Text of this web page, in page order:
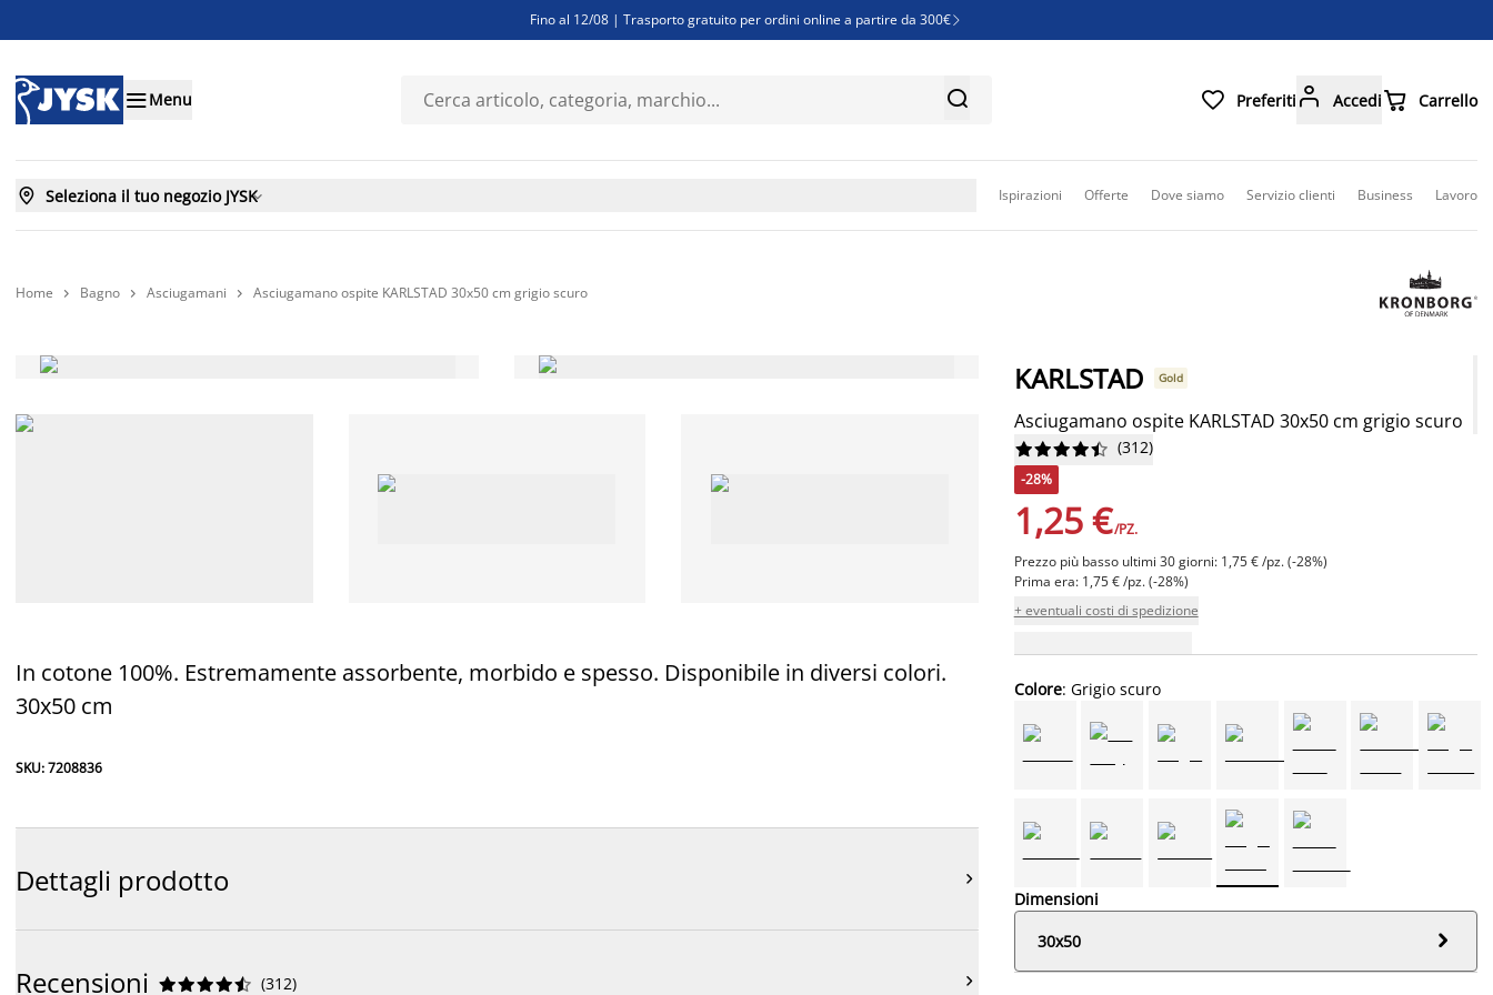
Fino al 12/08 | Trasporto gratuito per ordini online a partire da 300€ 
Finanziamenti - Scegli il piano di rimborso più adatto a te
Menu   Preferiti  Accedi Carrello
 Seleziona il tuo negozio JYSK Ispirazioni Offerte Dove siamo Servizio clienti Business Lavoro
Home  Bagno  Asciugamani  Asciugamano ospite KARLSTAD 30x50 cm grigio scuro
In cotone 100%. Estremamente assorbente, morbido e spesso. Disponibile in diversi colori.
30x50 cm
SKU: 7208836
Dettagli prodotto 
Recensioni 




 (312) 
KARLSTAD Gold
Asciugamano ospite KARLSTAD 30x50 cm grigio scuro





 (312)
-28%
1,25 €/PZ.
Prezzo più basso ultimi 30 giorni: 1,75 € /pz. (-28%)
Prima era: 1,75 € /pz. (-28%)
+ eventuali costi di spedizione
Colore: Grigio scuro
Dimensioni
30x50
